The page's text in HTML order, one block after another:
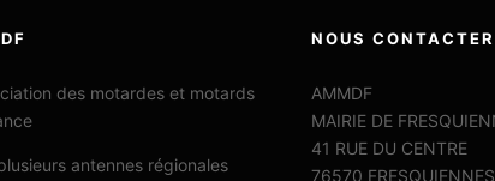
des motardes et motards
antennes régionales
NOUS CONTACTER
AMMDF
MAIRIE DE
41 RUE DU CENTRE
76570 FRESQUIENNES